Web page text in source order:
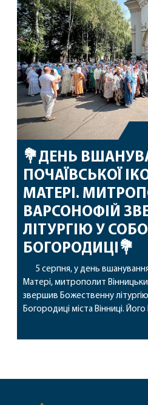
💐ДЕНЬ
ПОЧАЇВСЬКОЇ
МАТЕРІ.
ВАРСОНОФІЙ
ЛІТУРГІЮ У
БОГОРОДИЦІ💐
5 серпня, у день
Матері, митрополит
звершив Божественну
Богородиці міста Вінниці.
співслужили секретар,